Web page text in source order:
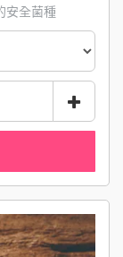
安全菌種